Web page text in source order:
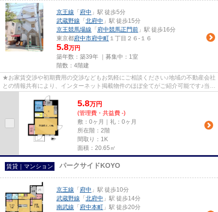
京王線 「 府中 」駅 徒歩5分
武蔵野線 「 北府中 」駅 徒歩15分
京王競馬場線 「 府中競馬正門前 」駅 徒歩16分
東京都府中市府中町 １丁目２６-１６
5.8万円
築年数：築39年 ｜募集中： 1室
階数：4階建
★お家賃交渉や初期費用の交渉などもお気軽にご相談ください♪地域の不動産会社
との情報共有により、インターネット掲載物件のほぼ全てがご紹介可能です♪当店
は京王線府中駅徒歩３０秒☆...
5.8万円
(管理費・共益費 -)
敷：0ヶ月｜礼：0ヶ月
所在階：2階
間取り：1K
面積：20.65㎡
賃貸｜マンション パークサイドKOYO
京王線 「 府中 」駅 徒歩10分
武蔵野線 「 北府中 」駅 徒歩14分
南武線 「 府中本町 」駅 徒歩20分